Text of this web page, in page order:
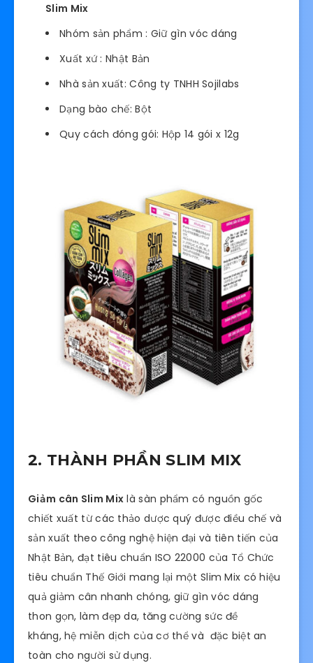
Slim Mix
Nhóm sản phẩm : Giữ gìn vóc dáng
Xuất xứ : Nhật Bản
Nhà sản xuất: Công ty TNHH Sojilabs
Dạng bào chế: Bột
Quy cách đóng gói: Hộp 14 gói x 12g
2. THÀNH PHẦN SLIM MIX
Giảm cân Slim Mix là sàn phẩm có nguồn gốc
chiết xuất từ các thảo dược quý được điều chế và
sản xuất theo công nghệ hiện đại và tiên tiến của
Nhật Bản, đạt tiêu chuẩn ISO 22000 của Tổ Chức
tiêu chuẩn Thế Giới mang lại một Slim Mix có hiệu
quả giảm cân nhanh chóng, giữ gìn vóc dáng
thon gọn, làm đẹp da, tăng cường sức đề
kháng, hệ miễn dịch của cơ thể và đặc biệt an
toàn cho người sử dụng.